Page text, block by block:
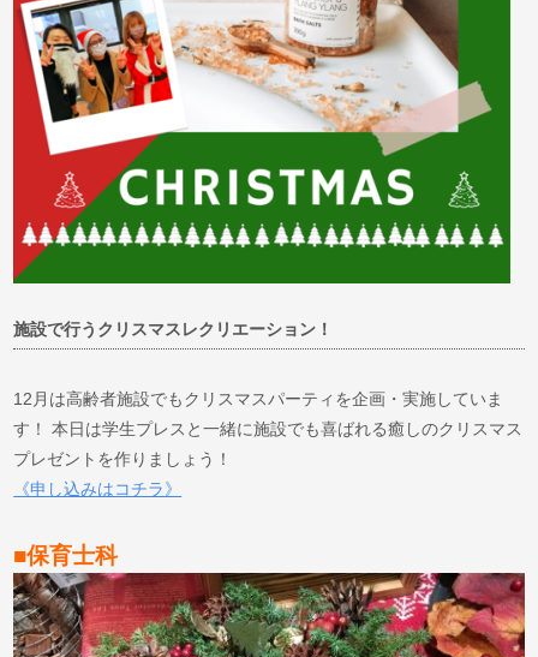
施設で行うクリスマスレクリエーション！
12月は高齢者施設でもクリスマスパーティを企画・実施していま
す！ 本日は学生プレスと一緒に施設でも喜ばれる癒しのクリスマス
プレゼントを作りましょう！
《申し込みはコチラ》
■保育士科